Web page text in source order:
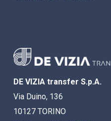
DE VIZIA transfer S.p.A.
Via Duino, 136
10127 TORINO